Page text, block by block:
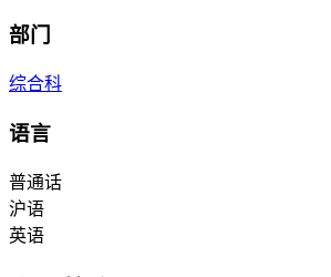
部门
综合科
语言
普通话
沪语
英语